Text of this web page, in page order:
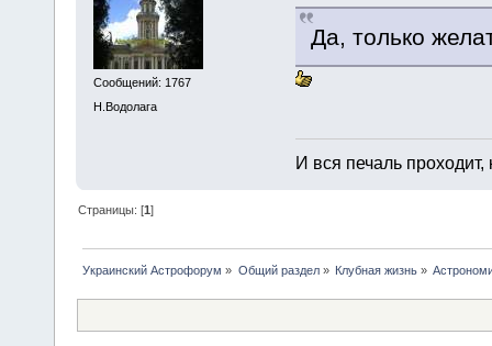
Сообщений: 1767
Н.Водолага
Да, только
И вся печаль
Страницы: [1]
Украинский Астрофорум » Общий раздел» Клубная жизнь»